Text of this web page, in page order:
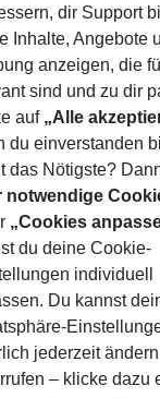
in
Dieses
Club MasterCard
dir Support
Inhalte, Angebote
anzeigen, die
sind und zu dir
auf „Alle
du einverstanden
das Nötigste?
notwendige
„Cookies
du deine Cookie-
individuell
Du kannst
jederzeit
– klicke dazu